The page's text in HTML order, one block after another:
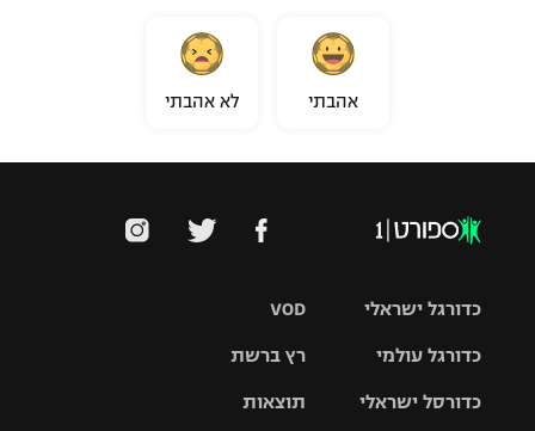
אהבתי לא אהבתי
VOD
רץ ברשת
תוצאות
כדורגל ישראלי
כדורגל עולמי
כדורסל ישראלי